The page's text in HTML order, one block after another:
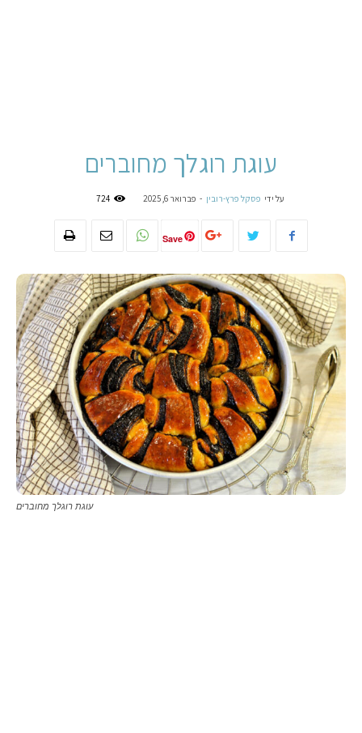
עוגת רוגלך מחוברים
על ידי פסקל פרץ-רובין - פברואר 6, 2025 724
Save
עוגת רוגלך מחוברים